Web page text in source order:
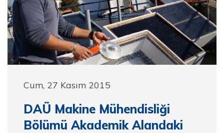
Cum, 27 Kasım 2015
DAÜ Makine Mühendisliği
Bölümü Akademik Alandaki